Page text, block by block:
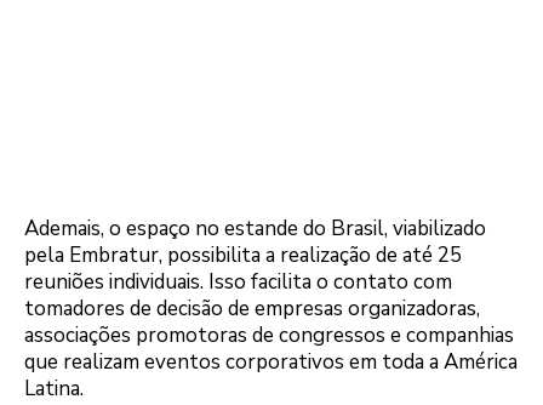
Ademais, o espaço no estande do Brasil, viabilizado
pela Embratur, possibilita a realização de até 25
reuniões individuais. Isso facilita o contato com
tomadores de decisão de empresas organizadoras,
associações promotoras de congressos e companhias
que realizam eventos corporativos em toda a América
Latina.